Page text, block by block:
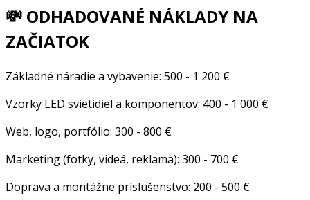
💸 ODHADOVANÉ NÁKLADY NA
ZAČIATOK
Základné náradie a vybavenie: 500 - 1 200 €
Vzorky LED svietidiel a komponentov: 400 - 1 000 €
Web, logo, portfólio: 300 - 800 €
Marketing (fotky, videá, reklama): 300 - 700 €
Doprava a montážne príslušenstvo: 200 - 500 €